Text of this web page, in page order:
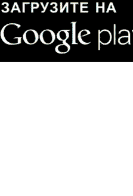
Описание
и не является